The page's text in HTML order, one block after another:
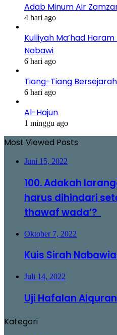
Adab Minum Air
4 hari ago
Kulliyah Ma’had
Nabawi
6 hari ago
Tiang-Tiang
6 hari ago
Al-Hajun
1 minggu ago
Most Viewed Posts
Juni 15, 2022
100. Adakah
harus dihindari
thawaf wada’?
Oktober 7, 2022
Kuis Sirah
Juli 14, 2022
Uji Hafalan
Kategori